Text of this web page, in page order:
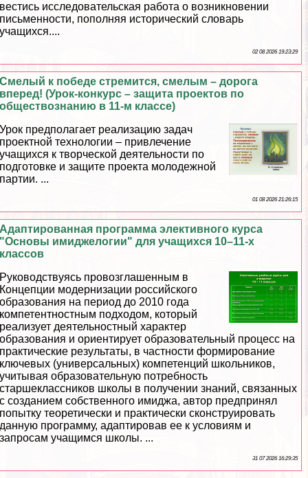
вестись исследовательская работа о возникновении
письменности, пополняя исторический словарь
учащихся....
02 08 2026 19:23:29
Смелый к победе стремится, смелым – дорога
вперед! (Урок-конкурс – защита проектов по
обществознанию в 11-м классе)
Урок предполагает реализацию задач
проектной технологии – привлечение
учащихся к творческой деятельности по
подготовке и защите проекта молодежной
партии. ...
01 08 2026 21:26:15
Адаптированная программа элективного курса
"Основы имиджелогии" для учащихся 10–11-х
классов
Руководствуясь провозглашенным в
Концепции модернизации российского
образования на период до 2010 года
компетентностным подходом, который
реализует деятельностный хаpaктер
образования и ориентирует образовательный процесс на
пpaктические результаты, в частности формирование
ключевых (универсальных) компетенций школьников,
учитывая образовательную потребность
старшеклассников школы в получении знаний, связанных
с созданием собственного имиджа, автор предпринял
попытку теоретически и пpaктически сконструировать
данную программу, адаптировав ее к условиям и
запросам учащимся школы. ...
31 07 2026 16:29:35